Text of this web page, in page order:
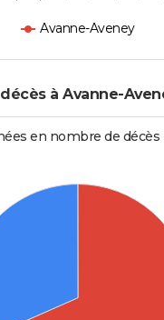
Avanne-Aveney
à Avanne-
en nombre de décès